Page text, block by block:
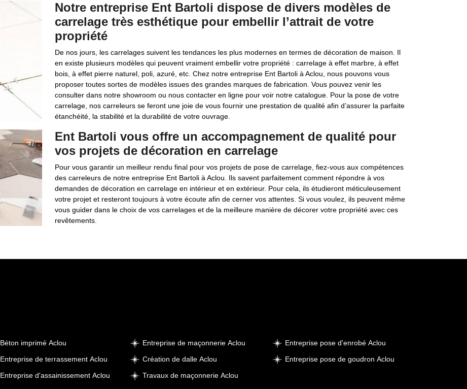
Notre entreprise Ent Bartoli dispose de divers modèles de
carrelage très esthétique pour embellir l’attrait de votre
propriété
De nos jours, les carrelages suivent les tendances les plus modernes en termes de décoration de maison. Il
en existe plusieurs modèles qui peuvent vraiment embellir votre propriété : carrelage à effet marbre, à effet
bois, à effet pierre naturel, poli, azuré, etc. Chez notre entreprise Ent Bartoli à Aclou, nous pouvons vous
proposer toutes sortes de modèles issues des grandes marques de fabrication. Vous pouvez venir les
consulter dans notre showroom ou nous contacter en ligne pour voir notre catalogue. Pour la pose de votre
carrelage, nos carreleurs se feront une joie de vous fournir une prestation de qualité afin d’assurer la parfaite
étanchéité, la stabilité et la durabilité de votre ouvrage.
Ent Bartoli vous offre un accompagnement de qualité pour
vos projets de décoration en carrelage
Pour vous garantir un meilleur rendu final pour vos projets de pose de carrelage, fiez-vous aux compétences
des carreleurs de notre entreprise Ent Bartoli à Aclou. Ils savent parfaitement comment répondre à vos
demandes de décoration en carrelage en intérieur et en extérieur. Pour cela, ils étudieront méticuleusement
votre projet et resteront toujours à votre écoute afin de cerner vos attentes. Si vous voulez, ils peuvent même
vous guider dans le choix de vos carrelages et de la meilleure manière de décorer votre propriété avec ces
revêtements.
Béton imprimé Aclou
Entreprise de terrassement Aclou
Entreprise d'assainissement Aclou
Entreprise de maçonnerie Aclou
Création de dalle Aclou
Travaux de maçonnerie Aclou
Entreprise pose d'enrobé Aclou
Entreprise pose de goudron Aclou